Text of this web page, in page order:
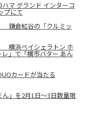
マ グランド インターコ
プにて
鎌倉紅谷の「クルミッ
横浜ベイシェラトン ホ
」で「横市バター あん
カードが当たる
」を2月1日～3日数量限